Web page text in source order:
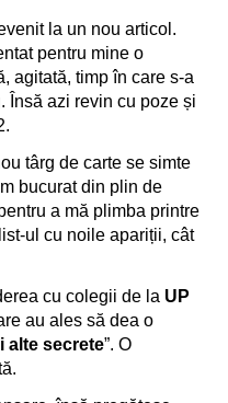
interviu
„Șoaptele morții”
– Lansarea
la un nou articol.
pentru mine o
agitată, timp în care s-a
Însă azi revin cu poze și
târg de carte se simte
bucurat din plin de
a mă plimba printre
ul cu noile apariții, cât
cu colegii de la UP
au ales să dea o
alte secrete”. O